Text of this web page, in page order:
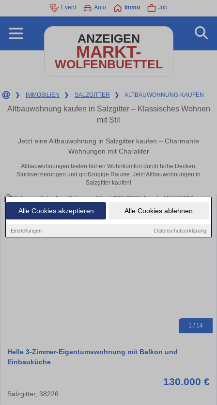
Alle Cookies akzeptieren Alle Cookies ablehnen
Einstellungen Datenschutzerklärung
Event Auto Immo Job
ANZEIGEN
MARKT-
WOLFENBUETTEL
❯ IMMOBILIEN ❯ SALZGITTER ❯ ALTBAUWOHNUNG-KAUFEN
Altbauwohnung kaufen in Salzgitter – Klassisches Wohnen
mit Stil
Jetzt eine Altbauwohnung in Salzgitter kaufen – Charmante
Wohnungen mit Charakter
Altbauwohnungen bieten hohen Wohnkomfort durch hohe Decken,
Stuckverzierungen und großzügige Räume. Jetzt Altbauwohnungen in
Salzgitter kaufen!
1 / 14
Helle 3-Zimmer-Eigentumswohnung mit Balkon und
Einbauküche
130.000 €
Salzgitter, 38226